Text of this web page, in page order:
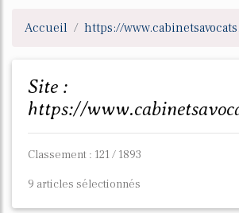
Accueil https://
Site :
https://
Classement : 121 / 1893
9 articles sélectionnés